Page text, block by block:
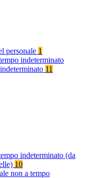
personale 1
indeterminato
11
indeterminato (da
10
non a tempo